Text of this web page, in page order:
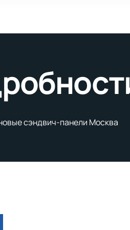
сэндвич-панели Москва